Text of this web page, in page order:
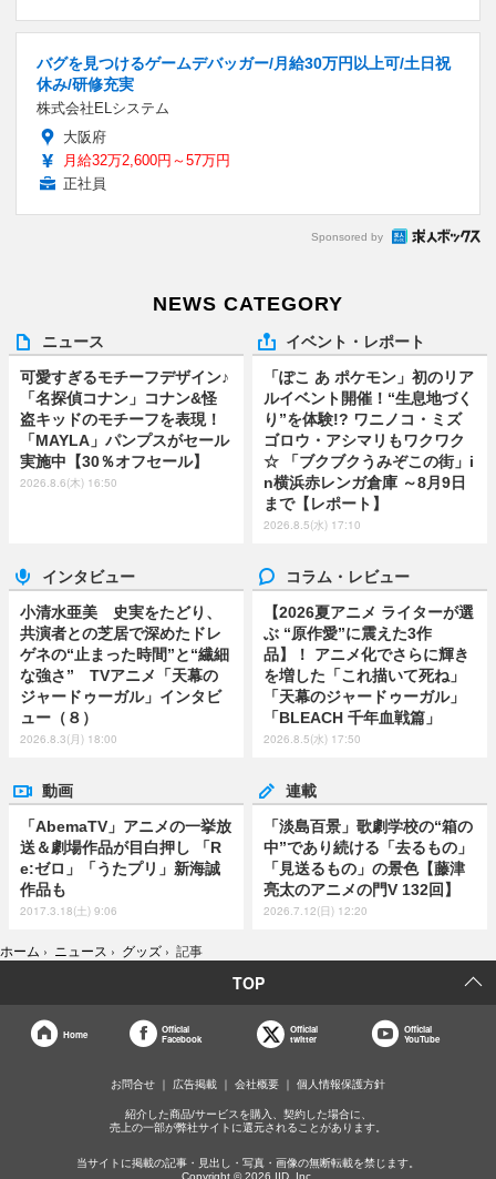
バグを見つけるゲームデバッガー/月給30万円以上可/土日祝
休み/研修充実
株式会社ELシステム
大阪府
月給32万2,600円～57万円
正社員
Sponsored by
NEWS CATEGORY
ニュース
可愛すぎるモチーフデザイン♪
「名探偵コナン」コナン&怪
盗キッドのモチーフを表現！
「MAYLA」パンプスがセール
実施中【30％オフセール】
2026.8.6(木) 16:50
イベント・レポート
「ぽこ あ ポケモン」初のリア
ルイベント開催！“生息地づく
り”を体験!? ワニノコ・ミズ
ゴロウ・アシマリもワクワク
☆ 「ブクブクうみぞこの街」i
n横浜赤レンガ倉庫 ～8月9日
まで【レポート】
2026.8.5(水) 17:10
インタビュー
小清水亜美 史実をたどり、
共演者との芝居で深めたドレ
ゲネの“止まった時間”と“繊細
な強さ” TVアニメ「天幕の
ジャードゥーガル」インタビ
ュー（８）
2026.8.3(月) 18:00
コラム・レビュー
【2026夏アニメ ライターが選
ぶ “原作愛”に震えた3作
品】！ アニメ化でさらに輝き
を増した「これ描いて死ね」
「天幕のジャードゥーガル」
「BLEACH 千年血戦篇」
2026.8.5(水) 17:50
動画
「AbemaTV」アニメの一挙放
送＆劇場作品が目白押し 「R
e:ゼロ」「うたプリ」新海誠
作品も
2017.3.18(土) 9:06
連載
「淡島百景」歌劇学校の“箱の
中”であり続ける「去るもの」
「見送るもの」の景色【藤津
亮太のアニメの門V 132回】
2026.7.12(日) 12:20
ホーム › ニュース › グッズ › 記事
TOP
Home
Official
Facebook
Official
twitter
Official
YouTube
お問合せ 広告掲載 会社概要 個人情報保護方針
紹介した商品/サービスを購入、契約した場合に、
売上の一部が弊社サイトに還元されることがあります。
当サイトに掲載の記事・見出し・写真・画像の無断転載を禁じます。
Copyright © 2026 IID, Inc.